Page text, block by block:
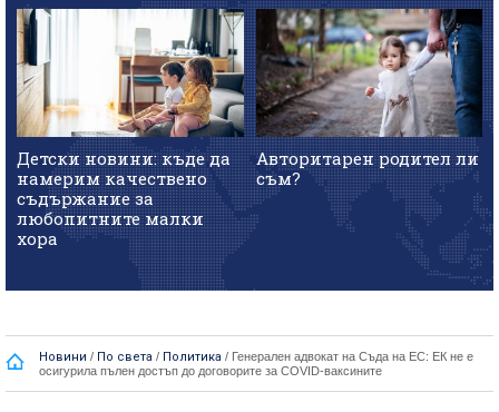
Детски новини: къде да
намерим качествено
съдържание за
любопитните малки
хора
Авторитарен родител ли
съм?
Новини / По света / Политика / Генерален адвокат на Съда на ЕС: ЕК не е
осигурила пълен достъп до договорите за COVID-ваксините